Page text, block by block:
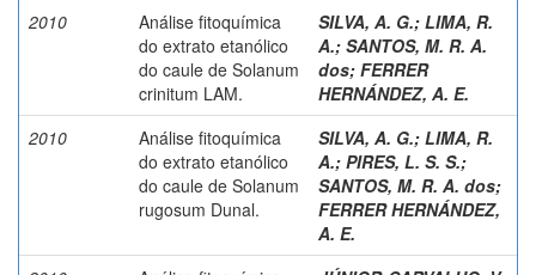
2010
Análise fitoquímica
do extrato etanólico
do caule de Solanum
crinitum LAM.
SILVA, A. G.; LIMA, R.
A.; SANTOS, M. R. A.
dos; FERRER
HERNÁNDEZ, A. E.
2010
Análise fitoquímica
do extrato etanólico
do caule de Solanum
rugosum Dunal.
SILVA, A. G.; LIMA, R.
A.; PIRES, L. S. S.;
SANTOS, M. R. A. dos;
FERRER HERNÁNDEZ,
A. E.